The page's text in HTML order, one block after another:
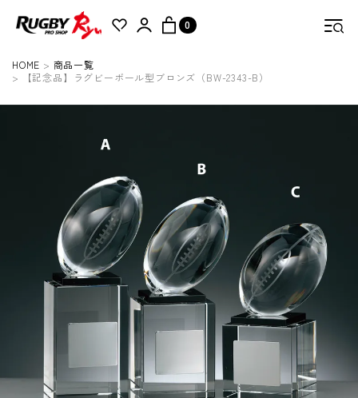
0
HOME
商品一覧
【記念品】ラグビーボール型ブロンズ（BW-2343-B）